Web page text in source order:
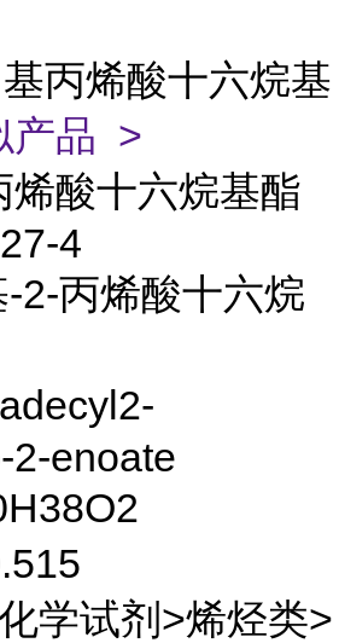
丙烯酸十六烷基
产品 >
烯酸十六烷基酯
4
2-丙烯酸十六烷
2-enoate
学试剂>烯烃类>